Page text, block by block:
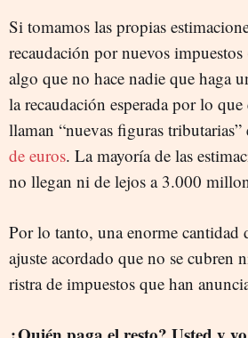
Si tomamos las propias
recaudación por nuevos impuestos
algo que no hace nadie que haga
la recaudación esperada por lo
llaman “nuevas figuras tributarias”
de euros. La mayoría de las
no llegan ni de lejos a 3.000
Por lo tanto, una enorme cantidad
ajuste acordado que no se cubren
ristra de impuestos que han